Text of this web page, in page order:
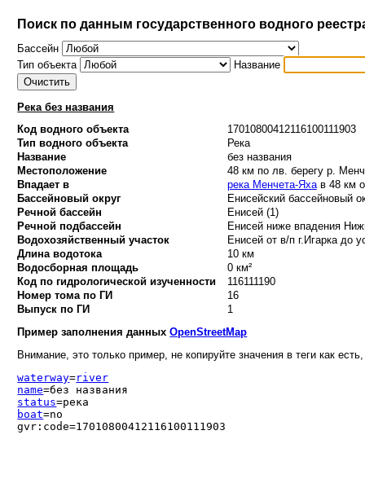
Поиск по данным государственного водного
Бассейн
Тип объекта
Название
Река без названия
Код водного объекта
17010800412116100111903
Тип водного объекта
Река
Название
без названия
Местоположение
48 км по лв. берегу р.
Впадает в
река Менчета-Яхав 48 км
Бассейновый округ
Енисейский бассейновый
Речной бассейн
Енисей (1)
Речной подбассейн
Енисей ниже впадения
Водохозяйственный участок
Енисей от в/п г.Игарка до
Длина водотока
10 км
Водосборная площадь
0 км²
Код по гидрологической изученности
116111190
Номер тома по ГИ
16
Выпуск по ГИ
1
Пример заполнения данныхOpenStreetMap
Внимание, это только пример, не копируйте значения в теги как
waterway=river
name=без названия
status=река
boat=no
gvr:code=17010800412116100111903